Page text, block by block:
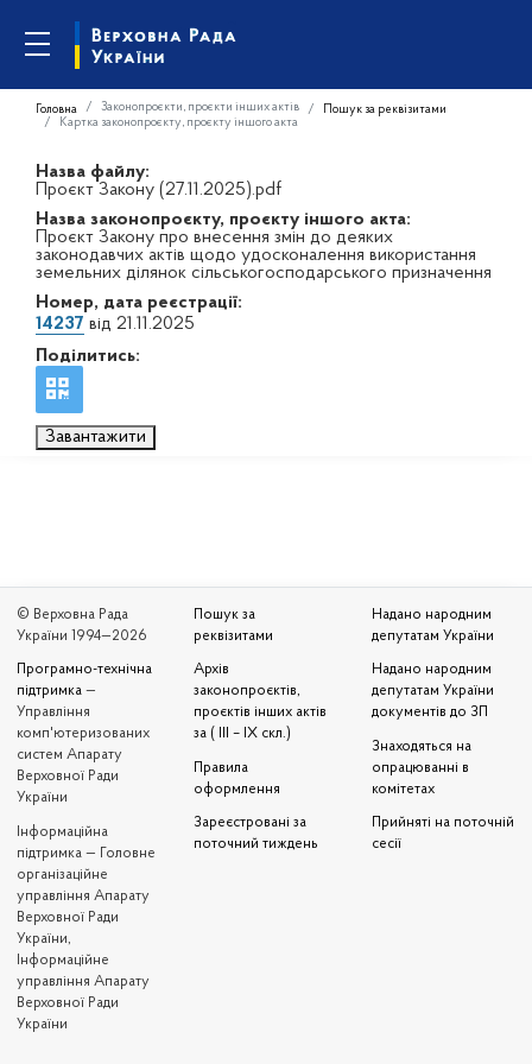
Головна Законопроєкти, проєкти інших актів
Пошук за реквізитами
Картка законопроєкту, проєкту іншого акта
Назва файлу:
Проєкт Закону (27.11.2025).pdf
Назва законопроєкту, проєкту іншого акта:
Проєкт Закону про внесення змін до деяких
законодавчих актів щодо удосконалення використання
земельних ділянок сільськогосподарського призначення
Номер, дата реєстрації:
14237 від 21.11.2025
Поділитись:
Завантажити
© Верховна Рада
України 1994—2026
Програмно-технічна
підтримка —
Управління
комп'ютеризованих
систем Апарату
Верховної Ради
України
Iнформаційна
підтримка — Головне
організаційне
управління Апарату
Верховної Ради
України,
Інформаційне
управління Апарату
Верховної Ради
України
Пошук за
реквізитами
Архів
законопроєктів,
проєктів інших актів
за ( III – IX скл.)
Правила
оформлення
Зареєстровані за
поточний тиждень
Надано народним
депутатам України
Надано народним
депутатам України
документів до ЗП
Знаходяться на
опрацюванні в
комітетах
Прийняті на поточній
сесії